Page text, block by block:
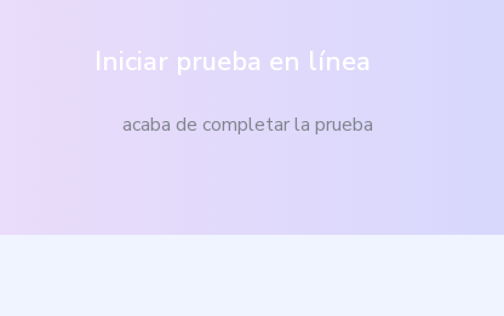
Iniciar prueba en línea
acaba de completar la prueba